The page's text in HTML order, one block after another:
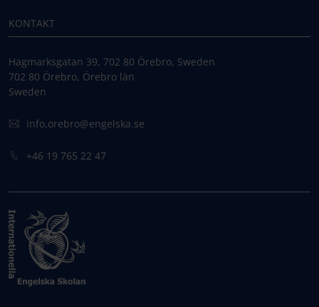
KONTAKT
Hagmarksgatan 39, 702 80 Örebro, Sweden
702 80 Örebro, Örebro län
Sweden
info.orebro@engelska.se
+46 19 765 22 47